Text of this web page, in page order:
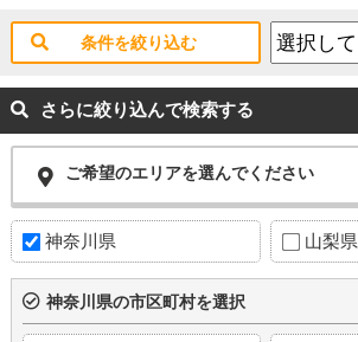
条件を絞り込む
さらに絞り込んで検索する
ご希望のエリアを選んでください
神奈川県 山梨県
神奈川県の市区町村を選択